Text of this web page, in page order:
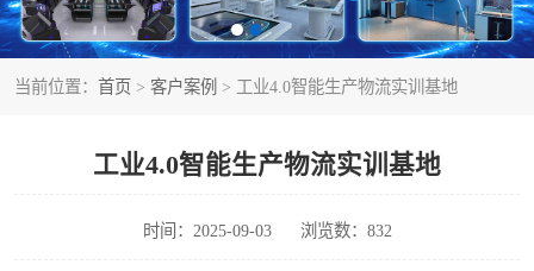
当前位置： 首页 > 客户案例 > 工业4.0智能生产物流实训基地
工业4.0智能生产物流实训基地
时间：2025-09-03 浏览数：832
供应链管理
智慧零售实训
智慧物流实训室